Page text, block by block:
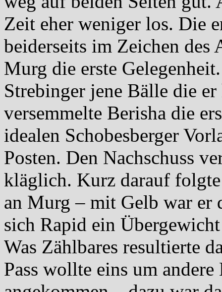
Zeit eher weniger los. Die
beiderseits im Zeichen des
Murg die erste
Strebinger jene Bälle die
versemmelte Berisha die
idealen Schobesberger
Posten. Den Nachschuss
kläglich. Kurz darauf
an Murg – mit Gelb war er
sich Rapid ein
Was Zählbares resultierte
Pass wollte eins um